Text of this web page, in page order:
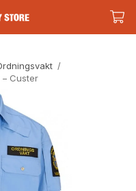
/
Custer